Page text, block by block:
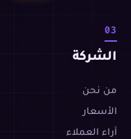
03
الشركة
من نحن
الأسعار
آراء العملاء